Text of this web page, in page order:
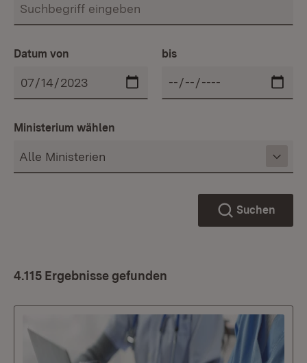
Datum von bis
Ministerium wählen
Suchen
4.115 Ergebnisse gefunden